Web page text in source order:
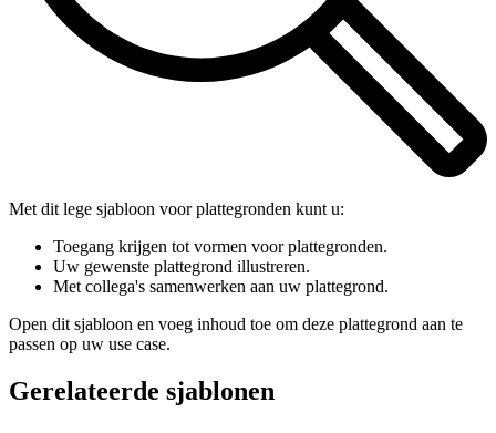
Met dit lege sjabloon voor plattegronden kunt u:
Toegang krijgen tot vormen voor plattegronden.
Uw gewenste plattegrond illustreren.
Met collega's samenwerken aan uw plattegrond.
Open dit sjabloon en voeg inhoud toe om deze plattegrond aan te
passen op uw use case.
Gerelateerde sjablonen